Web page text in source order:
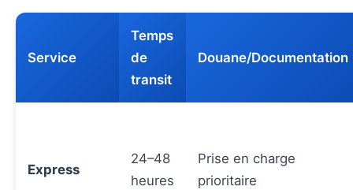
Service
Temps
de
transit
Douane/Documentation
Express
24–48
heures
Prise en charge
prioritaire